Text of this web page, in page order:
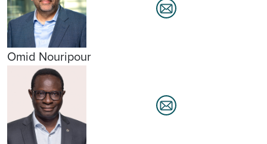
Omid Nouripour